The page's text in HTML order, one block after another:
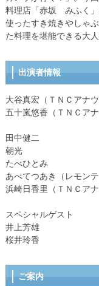
料理店「赤坂 みふく」
使ったすき焼きやしゃ
た料理を堪能できる大
出演者情報
大谷真宏（ＴＮＣアナ
五十嵐悠香（ＴＮＣア
田中健二
朝光
たべひとみ
あべてつあき（レモン
浜崎日香里（ＴＮＣア
スペシャルゲスト
井上芳雄
桜井玲香
ご案内